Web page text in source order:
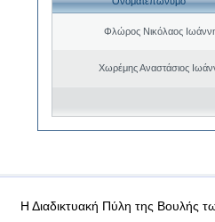
Φλώρος Νικόλαος
Χωρέμης Αναστάσιος
Όροι χρήσης Προσωπικά δεδομένα Ασφάλεια &
Η Διαδικτυακή Πύλη της Βουλής